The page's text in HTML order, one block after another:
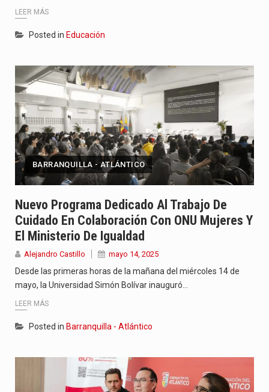
LEER MÁS
Posted in Educación
BARRANQUILLA - ATLÁNTICO
Nuevo Programa Dedicado Al Trabajo De
Cuidado En Colaboración Con ONU Mujeres Y
El Ministerio De Igualdad
Alejandro Castillo mayo 14, 2025
Desde las primeras horas de la mañana del miércoles 14 de
mayo, la Universidad Simón Bolívar inauguró…
LEER MÁS
Posted in Barranquilla - Atlántico